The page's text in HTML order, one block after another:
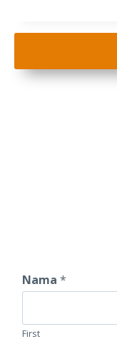
Nama *
First